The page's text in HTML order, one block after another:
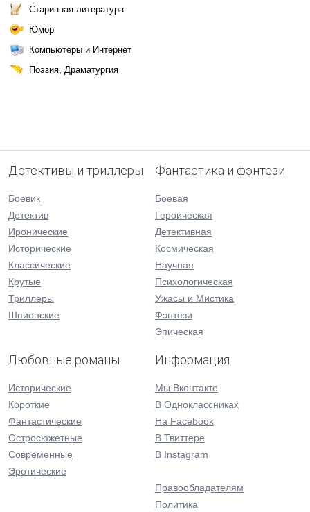
Старинная литература
Юмор
Компьютеры и Интернет
Поэзия, Драматургия
Детективы и триллеры
Боевик
Детектив
Иронические
Исторические
Классические
Крутые
Триллеры
Шпионские
Фантастика и фэнтези
Боевая
Героическая
Детективная
Космическая
Научная
Психологическая
Ужасы и Мистика
Фэнтези
Эпическая
Любовные романы
Исторические
Короткие
Фантастические
Остросюжетные
Современные
Эротические
Информация
Мы Вконтакте
В Одноклассниках
На Facebook
В Твиттере
В Instagram
Правообладателям
Политика